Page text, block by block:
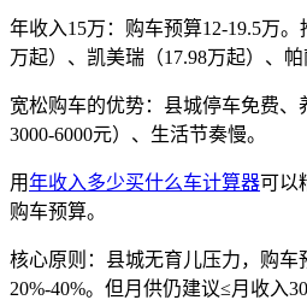
年收入15万：购车预算12-19.5万
万起）、凯美瑞（17.98万起）、帕
宽松购车的优势：县城停车免费
3000-6000元）、生活节奏慢。
用年收入多少买什么车计算器可以
购车预算。
核心原则：县城无育儿压力，购车
20%-40%。但月供仍建议≤月收入